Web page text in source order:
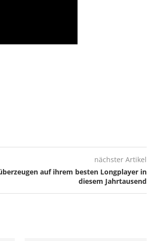
nächster Artikel
auf ihrem besten Longplayer in
diesem Jahrtausend